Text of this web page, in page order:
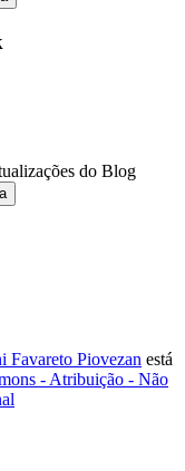
do Blog
Favareto Piovezan está
- Atribuição - Não